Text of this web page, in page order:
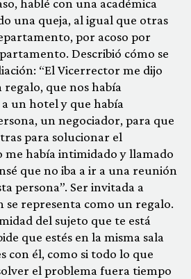
hablé con una académica
una queja, al igual que otras
por acoso por
Describió cómo se
“El Vicerrector me dijo
regalo, que nos había
un hotel y que había
un negociador, para que
para solucionar el
me había intimidado y llamado
que no iba a ir a una reunión
persona”. Ser invitada a
se representa como un regalo.
del sujeto que te está
que estés en la misma sala
con él, como si todo lo que
el problema fuera tiempo